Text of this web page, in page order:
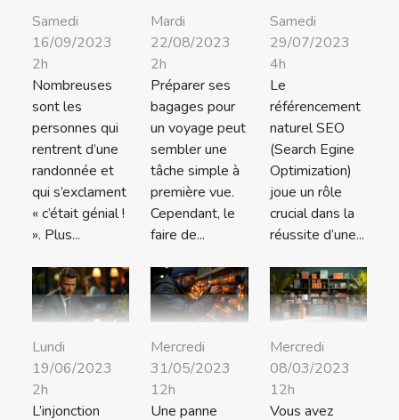
Samedi
16/09/2023
2h
Nombreuses
sont les
personnes qui
rentrent d’une
randonnée et
qui s’exclament
« c’était génial !
». Plus...
Mardi
22/08/2023
2h
Préparer ses
bagages pour
un voyage peut
sembler une
tâche simple à
première vue.
Cependant, le
faire de...
Samedi
29/07/2023
4h
Le
référencement
naturel SEO
(Search Egine
Optimization)
joue un rôle
crucial dans la
réussite d’une...
Lundi
19/06/2023
2h
L’injonction
Mercredi
31/05/2023
12h
Une panne
Mercredi
08/03/2023
12h
Vous avez